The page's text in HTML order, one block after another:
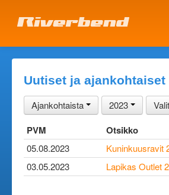
Uutiset ja ajankohtaiset
Ajankohtaista 2023
PVM Otsikko
05.08.2023
Kuninkuusravit
03.05.2023
Lapikas Outlet